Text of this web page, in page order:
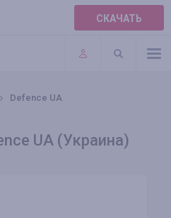
СКАЧАТЬ
Defence UA
UA (Украина)